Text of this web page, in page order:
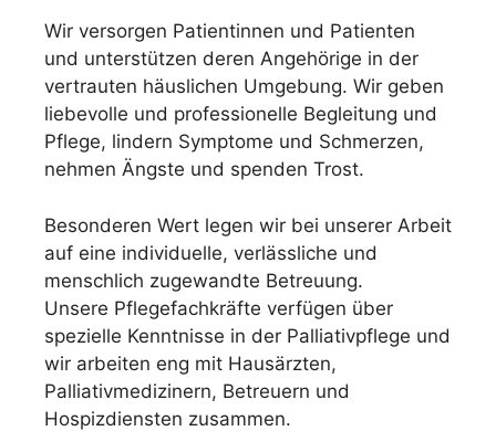
Wir versorgen Patientinnen und Patienten
und unterstützen deren Angehörige in der
vertrauten häuslichen Umgebung. Wir geben
liebevolle und professionelle Begleitung und
Pflege, lindern Symptome und Schmerzen,
nehmen Ängste und spenden Trost.
Besonderen Wert legen wir bei unserer Arbeit
auf eine individuelle, verlässliche und
menschlich zugewandte Betreuung.
Unsere Pflegefachkräfte verfügen über
spezielle Kenntnisse in der Palliativpflege und
wir arbeiten eng mit Hausärzten,
Palliativmedizinern, Betreuern und
Hospizdiensten zusammen.